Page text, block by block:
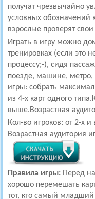
получат чрезвычайно
условных обозначений
взрослые проверят
Играть в игру можно
тренировках (если это
процессу;-), сидя
поезде, машине, метро,
игры: собрать
из 4-х карт одного
выше.Возрастная
Кол-во игроков: от 2-х
Возрастная аудитория
Правила игры: Перед
хорошо перемешать
тот, кто самый